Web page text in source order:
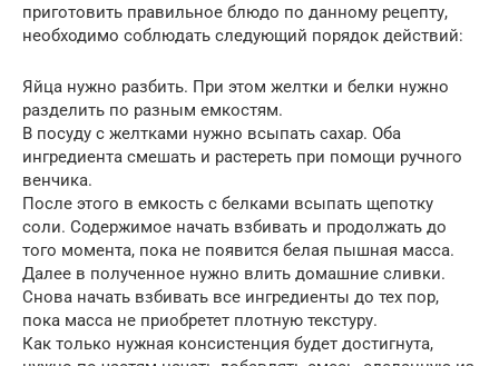
приготовить правильное блюдо по данному рецепту,
необходимо соблюдать следующий порядок действий:
Яйца нужно разбить. При этом желтки и белки нужно
разделить по разным емкостям.
В посуду с желтками нужно всыпать сахар. Оба
ингредиента смешать и растереть при помощи ручного
венчика.
После этого в емкость с белками всыпать щепотку
соли. Содержимое начать взбивать и продолжать до
того момента, пока не появится белая пышная масса.
Далее в полученное нужно влить домашние сливки.
Снова начать взбивать все ингредиенты до тех пор,
пока масса не приобретет плотную текстуру.
Как только нужная консистенция будет достигнута,